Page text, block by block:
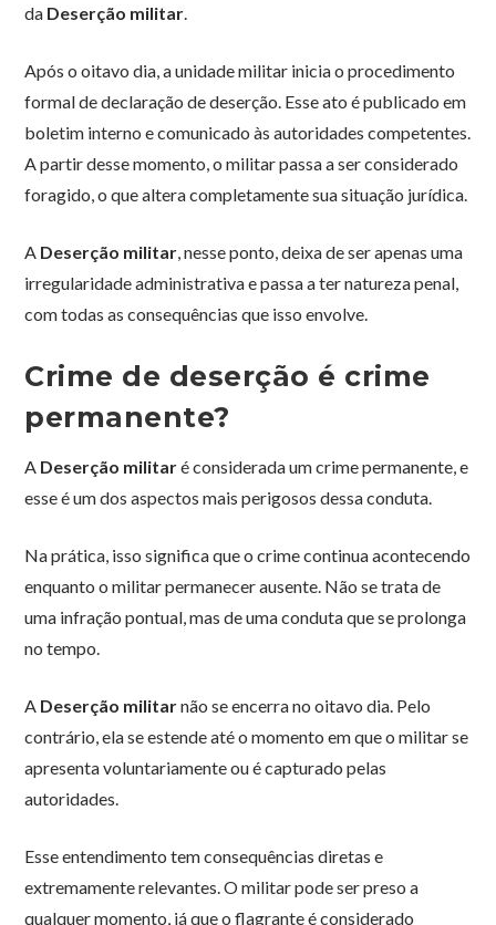
da Deserção militar
Após o oitavo dia, a unidade militar inicia o procedimento
formal de declaração de deserção. Esse ato é publicado em
boletim interno e comunicado às autoridades competentes.
A partir desse momento, o militar passa a ser considerado
foragido, o que altera completamente sua situação jurídica.
A Deserção militar , nesse ponto, deixa de ser apenas uma
irregularidade administrativa e passa a ter natureza penal,
com todas as consequências que isso envolve.
Crime de deserção é crime
permanente?
A Deserção militaré considerada um crime permanente, e
esse é um dos aspectos mais perigosos dessa conduta.
Na prática, isso significa que o crime continua acontecendo
enquanto o militar permanecer ausente. Não se trata de
uma infração pontual, mas de uma conduta que se prolonga
no tempo.
A Deserção militarnão se encerra no oitavo dia. Pelo
contrário, ela se estende até o momento em que o militar se
apresenta voluntariamente ou é capturado pelas
autoridades.
Esse entendimento tem consequências diretas e
extremamente relevantes. O militar pode ser preso a
qualquer momento, já que o flagrante é considerado